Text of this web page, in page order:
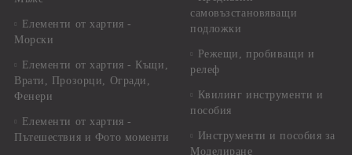
Елементи от хартия -
Морски
Елементи от хартия - Къщи,
Врати, Прозорци, Огради,
Фенери
Елементи от хартия -
Пътешествия и Фото моменти
самовъзстановяващи
подложки
Режещи, пробиващи и
релеф
Квилинг инструменти и
пособия
Инструменти и пособия за
Моделиране